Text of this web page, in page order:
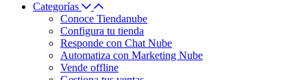
Categorías
Conoce Tiendanube
Configura tu tienda
Responde con Chat Nube
Automatiza con Marketing Nube
Vende offline